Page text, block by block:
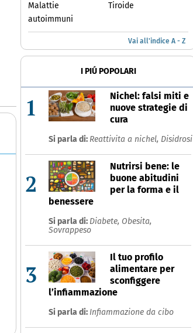
Malattie
autoimmuni
Tiroide
Vai all'indice A - Z
I PIÚ POPOLARI
1
Nichel: falsi miti e
nuove strategie di
cura
Si parla di: Reattivita a nichel, Disidrosi
2
Nutrirsi bene: le
buone abitudini
per la forma e il
benessere
Si parla di: Diabete, Obesita,
Sovrappeso
3
Il tuo profilo
alimentare per
sconfiggere
l’infiammazione
Si parla di: Infiammazione da cibo